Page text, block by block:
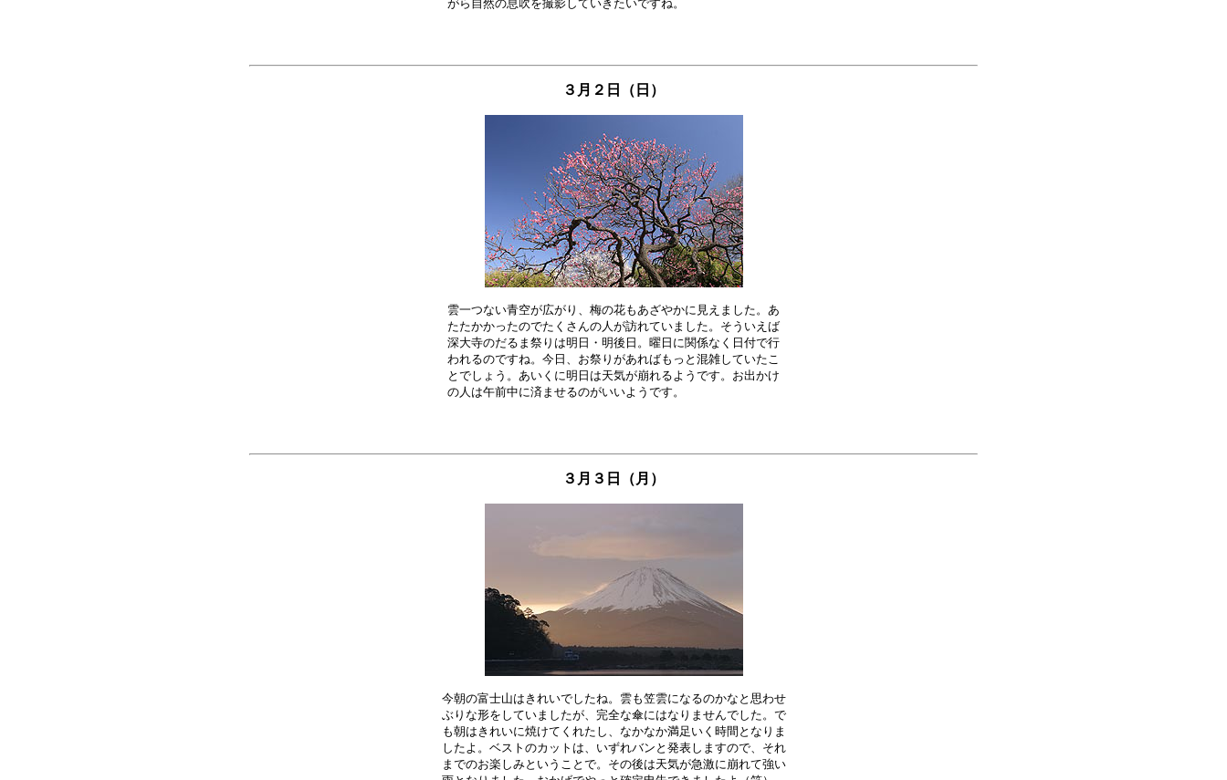
３月２日（日）
雲一つない青空が広がり、梅の花もあざやかに見えました。あ
たたかかったのでたくさんの人が訪れていました。そういえば
深大寺のだるま祭りは明日・明後日。曜日に関係なく日付で行
われるのですね。今日、お祭りがあればもっと混雑していたこ
とでしょう。あいくに明日は天気が崩れるようです。お出かけ
３月３日（月）
今朝の富士山はきれいでしたね。雲も笠雲になるのかなと思わせ
ぶりな形をしていましたが、完全な傘にはなりませんでした。で
も朝はきれいに焼けてくれたし、なかなか満足いく時間となりま
したよ。ベストのカットは、いずれバンと発表しますので、それ
までのお楽しみということで。その後は天気が急激に崩れて強い